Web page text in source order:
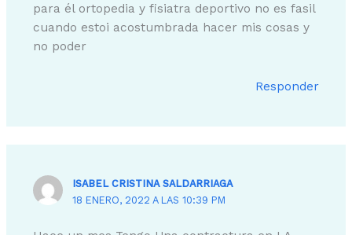
para él ortopedia y fisiatra deportivo no es fasil
cuando estoi acostumbrada hacer mis cosas y
no poder
Responder
ISABEL CRISTINA SALDARRIAGA
18 ENERO, 2022 A LAS 10:39 PM